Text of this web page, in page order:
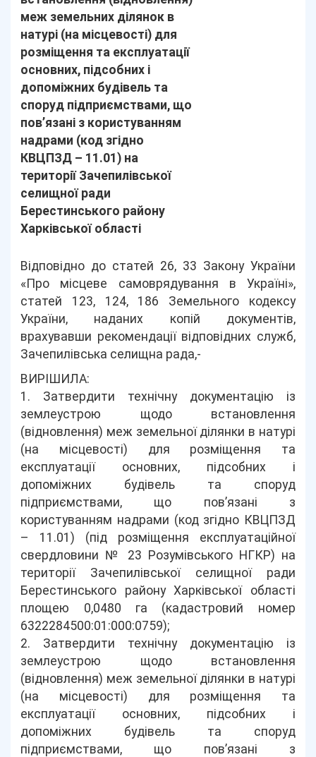
меж земельних ділянок в
натурі (на місцевості) для
розміщення та експлуатації
основних, підсобних і
допоміжних будівель та
споруд підприємствами, що
пов’язані з користуванням
надрами (код згідно
КВЦПЗД – 11.01) на
території Зачепилівської
селищної ради
Берестинського району
Харківської області
Відповідно до статей 26, 33 Закону України
«Про місцеве самоврядування в Україні»,
статей 123, 124, 186 Земельного кодексу
України, наданих копій документів,
врахувавши рекомендації відповідних служб,
Зачепилівська селищна рада,-
ВИРІШИЛА:
1. Затвердити технічну документацію із
землеустрою щодо встановлення
(відновлення) меж земельної ділянки в натурі
(на місцевості) для розміщення та
експлуатації основних, підсобних і
допоміжних будівель та споруд
підприємствами, що пов’язані з
користуванням надрами (код згідно КВЦПЗД
– 11.01) (під розміщення експлуатаційної
свердловини № 23 Розумівського НГКР) на
території Зачепилівської селищної ради
Берестинського району Харківської області
площею 0,0480 га (кадастровий номер
6322284500:01:000:0759);
2. Затвердити технічну документацію із
землеустрою щодо встановлення
(відновлення) меж земельної ділянки в натурі
(на місцевості) для розміщення та
експлуатації основних, підсобних і
допоміжних будівель та споруд
підприємствами, що пов’язані з